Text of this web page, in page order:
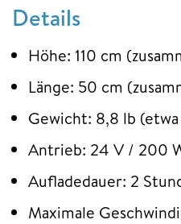
Details
Höhe: 110 cm
Länge: 50 cm
Gewicht: 8,8 lb
Antrieb: 24 V / 200
Aufladedauer: 2
Maximale